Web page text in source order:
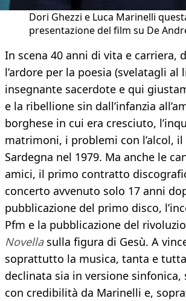
Dori Ghezzi e Luca Marinelli
presentazione del film su De
In scena 40 anni di vita e carriera,
l’ardore per la poesia (svelatagli al
insegnante sacerdote e qui
e la ribellione sin dall’infanzia
borghese in cui era cresciuto,
matrimoni, i problemi con l’alcol,
Sardegna nel 1979. Ma anche le
amici, il primo contratto
concerto avvenuto solo 17 anni
pubblicazione del primo disco,
Pfm e la pubblicazione del
Novellasulla figura di Gesù. A
soprattutto la musica, tanta e
declinata sia in versione
con credibilità da Marinelli e,